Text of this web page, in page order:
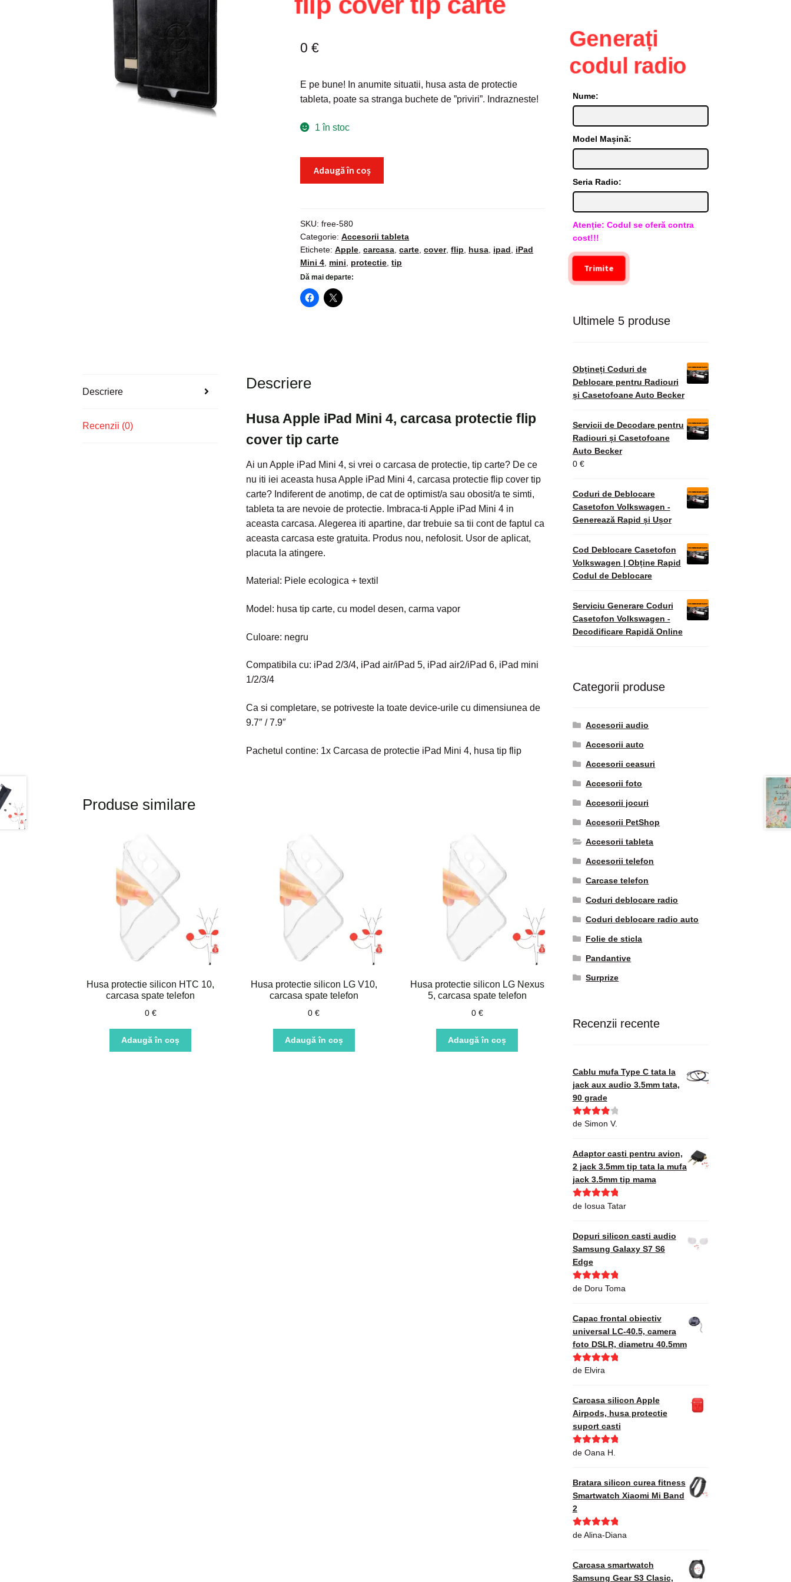
0€
E pe bune! In anumite situatii, husa asta de protectie
tableta, poate sa stranga buchete de ”priviri”. Indrazneste!
1 în stoc
Mini
4,
carcasa
protectie
flip
cover
Adaugă în coș
SKU:free-580
Categorie:Accesorii tableta
Etichete:Apple ,carcasa ,carte ,cover,flip husa ipad
iPad
Mini 4 mini protectie ,tip
Dă mai departe:
Descriere
Recenzii (0)
Descriere
Husa Apple iPad Mini 4, carcasa protectie flip
cover tip carte
Ai un Apple iPad Mini 4, si vrei o carcasa de protectie, tip carte? De ce
nu iti iei aceasta husa Apple iPad Mini 4, carcasa protectie flip cover tip
carte? Indiferent de anotimp, de cat de optimist/a sau obosit/a te simti,
tableta ta are nevoie de protectie. Imbraca-ti Apple iPad Mini 4 in
aceasta carcasa. Alegerea iti apartine, dar trebuie sa tii cont de faptul ca
aceasta carcasa este gratuita. Produs nou, nefolosit. Usor de aplicat,
placuta la atingere.
Material: Piele ecologica + textil
Model: husa tip carte, cu model desen, carma vapor
Culoare: negru
Compatibila cu: iPad 2/3/4, iPad air/iPad 5, iPad air2/iPad 6, iPad mini
1/2/3/4
Ca si completare, se potriveste la toate device-urile cu dimensiunea de
9.7″ / 7.9″
Pachetul contine: 1x Carcasa de protectie iPad Mini 4, husa tip flip
Produse similare
Husa protectie silicon HTC 10,
carcasa spate telefon
0 €
Adaugă în coș
Husa protectie silicon LG V10,
carcasa spate telefon
0€
Adaugă în coș
Husa protectie silicon LG Nexus
5, carcasa spate telefon
0 €
Adaugă în coș
Generați
codul radio
Nume:
Model Mașină:
Seria Radio:
Atenție: Codul se oferă contra
cost!!!
Trimite
Ultimele 5 produse
Obțineți Coduri de
Deblocare pentru Radiouri
și Casetofoane Auto Becker
Servicii de Decodare pentru
Radiouri și Casetofoane
Auto Becker
0 €
Coduri de Deblocare
Casetofon Volkswagen -
Generează Rapid și Ușor
Cod Deblocare Casetofon
Volkswagen | Obține Rapid
Codul de Deblocare
Serviciu Generare Coduri
Casetofon Volkswagen -
Decodificare Rapidă Online
Categorii produse
Accesorii audio
Accesorii auto
Accesorii ceasuri
Accesorii foto
Accesorii jocuri
Accesorii PetShop
Accesorii tableta
Accesorii telefon
Carcase telefon
Coduri deblocare radio
Coduri deblocare radio auto
Folie de sticla
Pandantive
Surprize
Recenzii recente
Cablu mufa Type C tata la
jack aux audio 3.5mm tata,
90 grade
Evaluat la
de Simon V.
Adaptor casti pentru avion,
2 jack 3.5mm tip tata la mufa
jack 3.5mm tip mama
Evaluat la5
de Iosua Tatar
Dopuri silicon casti audio
Samsung Galaxy S7 S6
Edge
Evaluat la5
de Doru Toma
Capac frontal obiectiv
universal LC-40.5, camera
foto DSLR, diametru 40.5mm
Evaluat la
de Elvira
Carcasa silicon Apple
Airpods, husa protectie
suport casti
Evaluat la5
de Oana H.
Bratara silicon curea fitness
Smartwatch Xiaomi Mi Band
2
Evaluat la5
de Alina-Diana
Carcasa smartwatch
Samsung Gear S3 Clasic,